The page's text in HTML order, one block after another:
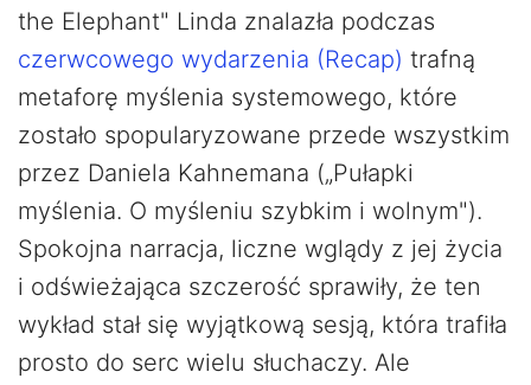
the Elephant" Linda znalazła podczas
czerwcowego wydarzenia (Recap) trafną
metaforę myślenia systemowego, które
zostało spopularyzowane przede wszystkim
przez Daniela Kahnemana („Pułapki
myślenia. O myśleniu szybkim i wolnym").
Spokojna narracja, liczne wglądy z jej życia
i odświeżająca szczerość sprawiły, że ten
wykład stał się wyjątkową sesją, która trafiła
prosto do serc wielu słuchaczy. Ale